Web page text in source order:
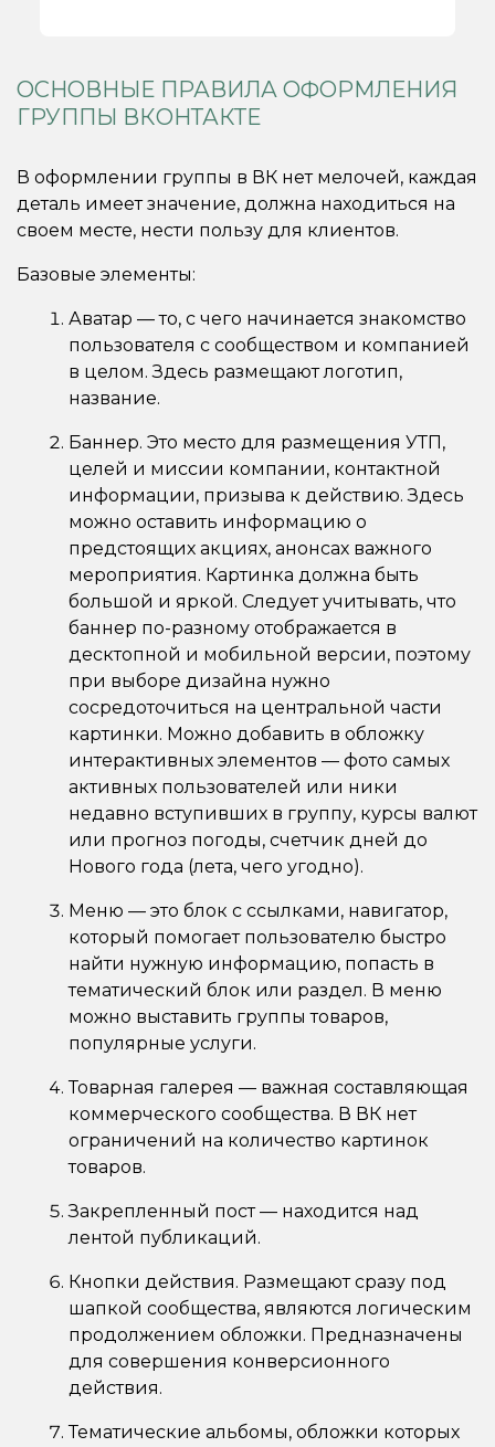
ОСНОВНЫЕ ПРАВИЛА ОФОРМЛЕНИЯ
ГРУППЫ ВКОНТАКТЕ
В оформлении группы в ВК нет мелочей, каждая
деталь имеет значение, должна находиться на
своем месте, нести пользу для клиентов.
Базовые элементы:
Аватар — то, с чего начинается знакомство
пользователя с сообществом и компанией
в целом. Здесь размещают логотип,
название.
Баннер. Это место для размещения УТП,
целей и миссии компании, контактной
информации, призыва к действию. Здесь
можно оставить информацию о
предстоящих акциях, анонсах важного
мероприятия. Картинка должна быть
большой и яркой. Следует учитывать, что
баннер по-разному отображается в
десктопной и мобильной версии, поэтому
при выборе дизайна нужно
сосредоточиться на центральной части
картинки. Можно добавить в обложку
интерактивных элементов — фото самых
активных пользователей или ники
недавно вступивших в группу, курсы валют
или прогноз погоды, счетчик дней до
Нового года (лета, чего угодно).
Меню — это блок с ссылками, навигатор,
который помогает пользователю быстро
найти нужную информацию, попасть в
тематический блок или раздел. В меню
можно выставить группы товаров,
популярные услуги.
Товарная галерея — важная составляющая
коммерческого сообщества. В ВК нет
ограничений на количество картинок
товаров.
Закрепленный пост — находится над
лентой публикаций.
Кнопки действия. Размещают сразу под
шапкой сообщества, являются логическим
продолжением обложки. Предназначены
для совершения конверсионного
действия.
Тематические альбомы, обложки которых